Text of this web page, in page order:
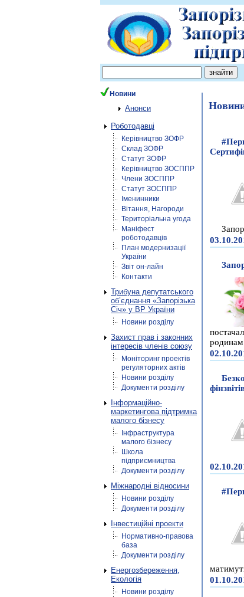
Новини
Анонси
Роботодавці
Керівництво ЗОФР
Склад ЗОФР
Статут ЗОФР
Керівництво ЗОСППР
Члени ЗОСППР
Статут ЗОСППР
Іменинники
Вітання, Нагороди
Територіальна угода
Маніфест
роботодавців
План модернизації
України
Звіт он-лайн
Контакти
Трибуна депутатського
об’єднання «Запорізька
Січ» у ВР України
Новини розділу
Захист прав і законних
інтересів членів союзу
Моніторинг проектів
регуляторних актів
Новини розділу
Документи розділу
Інформаційно-
маркетингова підтримка
малого бізнесу
Інфраструктура
малого бізнесу
Школа
підприємництва
Документи розділу
Міжнародні відносини
Новини розділу
Документи розділу
Інвестиційні проекти
Нормативно-правова
база
Документи розділу
Енергозбереження,
Екологія
Новини розділу